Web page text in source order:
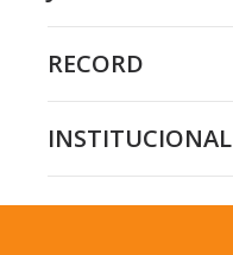
RECORD
INSTITUCIONAL